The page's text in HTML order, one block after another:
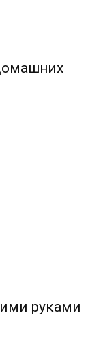
руками